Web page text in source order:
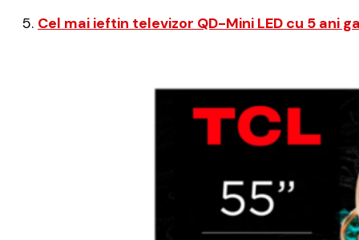
5. Cel mai ieftin televizor QD-Mini LED cu 5 ani